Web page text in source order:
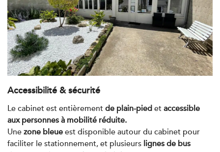
Accessibilité & sécurité
Le cabinet est entièrement de plain-pied et accessible
aux personnes à mobilité réduite.
Une zone bleue est disponible autour du cabinet pour
faciliter le stationnement, et plusieurs lignes de bus
Koss Paris 8 – Haussmann
74 Bd Haussmann 75008 Paris
74 Bd Haussmann 75008 Paris
01 44 71 93 74
PRENDRE RDV
PRENDRE RDV
IK Morangis – 91
Kinésithérapie Balnéothérapie